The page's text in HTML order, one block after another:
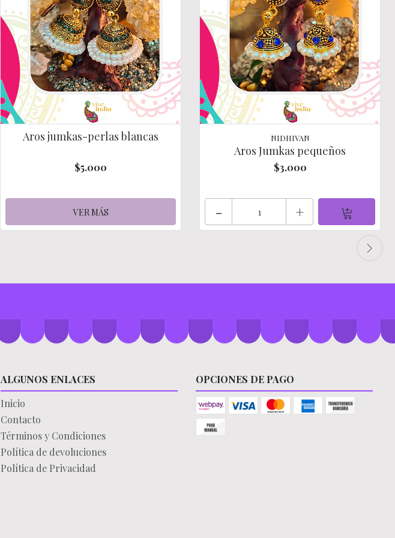
Aros jumkas-perlas blancas
$5.000
VER MÁS
NIDHIVAN
Aros Jumkas pequeños
$3.000
- +
ALGUNOS ENLACES
Inicio
Contacto
Términos y Condiciones
Política de devoluciones
Política de Privacidad
OPCIONES DE PAGO